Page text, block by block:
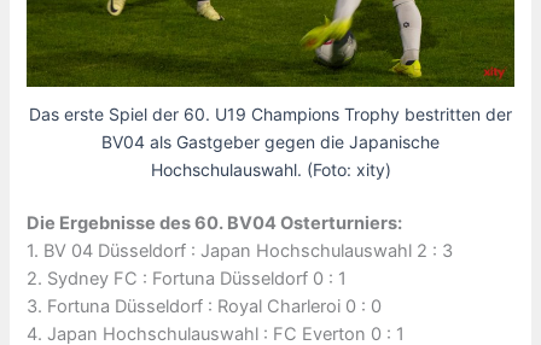
Das erste Spiel der 60. U19 Champions Trophy bestritten der
BV04 als Gastgeber gegen die Japanische
Hochschulauswahl. (Foto: xity)
Die Ergebnisse des 60. BV04 Osterturniers:
1. BV 04 Düsseldorf : Japan Hochschulauswahl 2 : 3
2. Sydney FC : Fortuna Düsseldorf 0 : 1
3. Fortuna Düsseldorf : Royal Charleroi 0 : 0
4. Japan Hochschulauswahl : FC Everton 0 : 1